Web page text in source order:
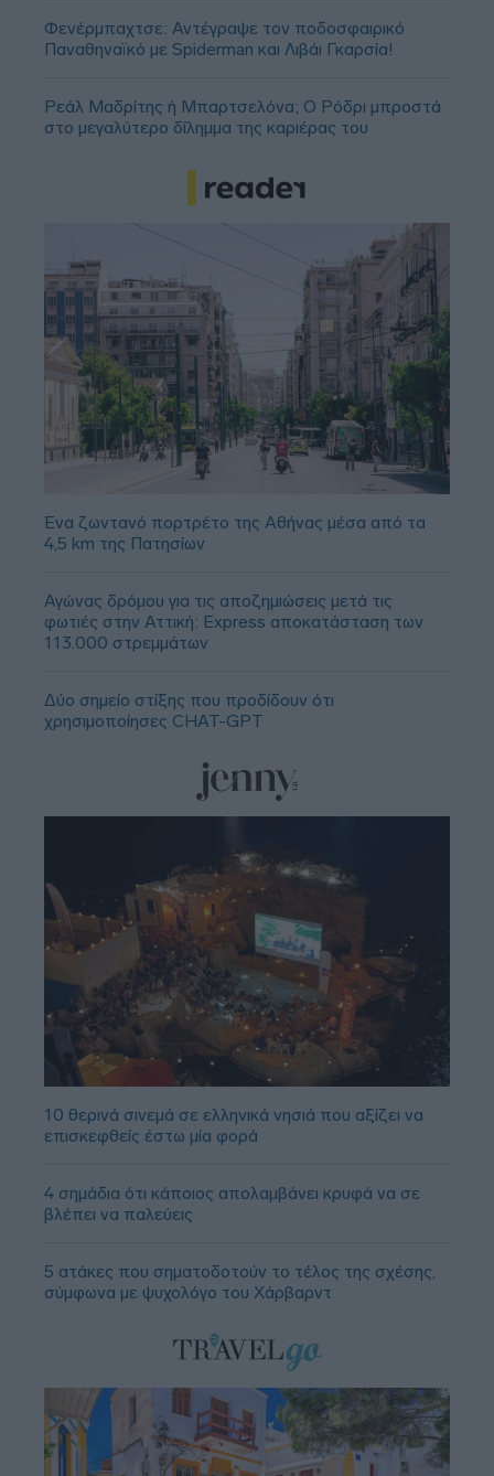
Φενέρμπαχτσε: Αντέγραψε τον ποδοσφαιρικό
Παναθηναϊκό με Spiderman και Λιβάι Γκαρσία!
Ρεάλ Μαδρίτης ή Μπαρτσελόνα; Ο Ρόδρι μπροστά
στο μεγαλύτερο δίλημμα της καριέρας του
Ένα ζωντανό πορτρέτο της Αθήνας μέσα από τα
4,5 km της Πατησίων
Αγώνας δρόμου για τις αποζημιώσεις μετά τις
φωτιές στην Αττική: Express αποκατάσταση των
113.000 στρεμμάτων
Δύο σημείο στίξης που προδίδουν ότι
χρησιμοποίησες CHAT-GPT
10 θερινά σινεμά σε ελληνικά νησιά που αξίζει να
επισκεφθείς έστω μία φορά
4 σημάδια ότι κάποιος απολαμβάνει κρυφά να σε
βλέπει να παλεύεις
5 ατάκες που σηματοδοτούν το τέλος της σχέσης,
σύμφωνα με ψυχολόγο του Χάρβαρντ